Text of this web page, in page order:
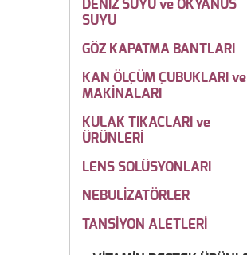
DENİZ SUYU ve OKYANUS
SUYU
GÖZ KAPATMA BANTLARI
KAN ÖLÇÜM ÇUBUKLARI ve
MAKİNALARI
KULAK TIKACLARI ve
ÜRÜNLERİ
LENS SOLÜSYONLARI
NEBULİZATÖRLER
TANSİYON ALETLERİ